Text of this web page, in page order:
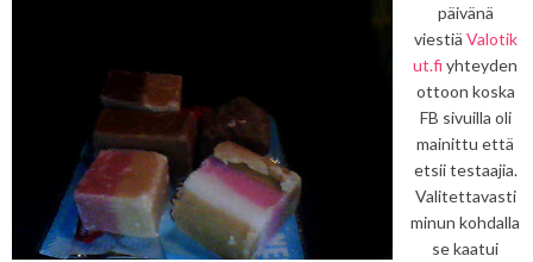
päivänä
viestiä Valotik
ut.fi yhteyden
ottoon koska
FB sivuilla oli
mainittu että
etsii testaajia.
Valitettavasti
minun kohdalla
se kaatui